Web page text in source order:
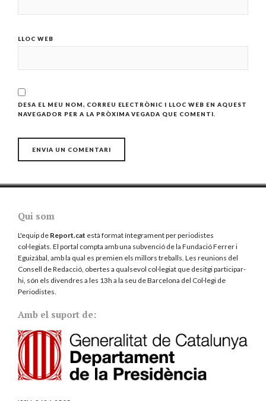
LLOC WEB
DESA EL MEU NOM, CORREU ELECTRÒNIC I LLOC WEB EN AQUEST
NAVEGADOR PER A LA PRÒXIMA VEGADA QUE COMENTI.
Qui som
L'equip de Report.cat està format íntegrament per periodistes
col·legiats. El portal compta amb una subvenció de la Fundació Ferrer i
Eguizábal, amb la qual es premien els millors treballs. Les reunions del
Consell de Redacció, obertes a qualsevol col·legiat que desitgi participar-
hi, són els divendres a les 13h a la seu de Barcelona del Col·legi de
Periodistes.
Amb el suport de: